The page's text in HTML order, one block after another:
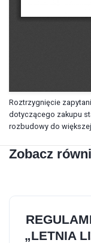
Roztrzygnięcie
dotyczącego zakupu
rozbudowy do
Zobacz
„LETNIA